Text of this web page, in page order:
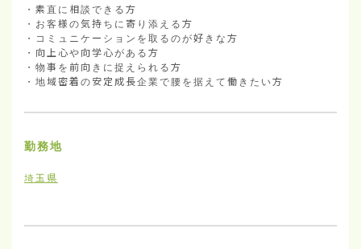
・素直に相談できる方
・お客様の気持ちに寄り添える方
・コミュニケーションを取るのが好きな方
・向上心や向学心がある方
・物事を前向きに捉えられる方
・地域密着の安定成長企業で腰を据えて働きたい方
勤務地
埼玉県